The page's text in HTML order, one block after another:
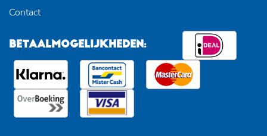
Contact
BETAALMOGELIJKHEDEN: